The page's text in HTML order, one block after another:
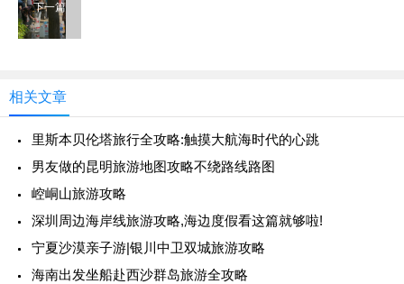
下一篇
相关文章
里斯本贝伦塔旅行全攻略:触摸大航海时代的心跳
男友做的昆明旅游地图攻略不绕路线路图
崆峒山旅游攻略
深圳周边海岸线旅游攻略,海边度假看这篇就够啦!
宁夏沙漠亲子游|银川中卫双城旅游攻略
海南出发坐船赴西沙群岛旅游全攻略